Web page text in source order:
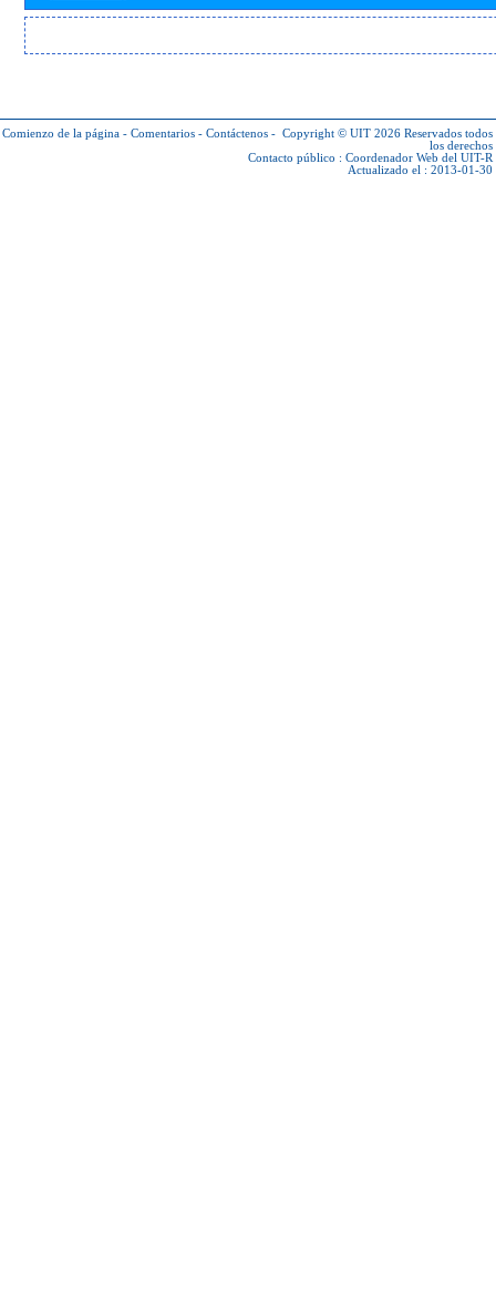
Comienzo de la página - Comentarios - Contáctenos - Copyright © UIT 2026 Reservados todos
los derechos
Contacto público : Coordenador Web del UIT-R
Actualizado el : 2013-01-30